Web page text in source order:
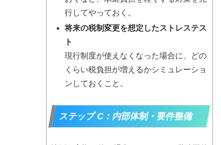
行してやっておく。
将来の税制変更を想定したストレステス
ト
現行制度が使えなくなった場合に、どの
くらい税負担が増えるかシミュレーショ
ンしておくこと。
ステップ C：内部体制・要件整備